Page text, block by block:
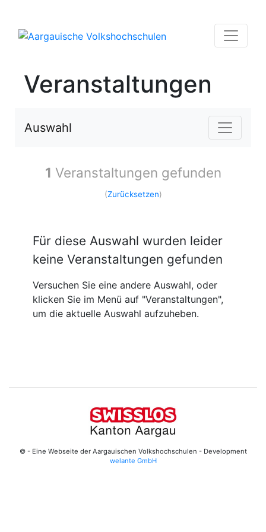
Veranstaltungen
Auswahl
1 Veranstaltungen gefunden
(Zurücksetzen)
Für diese Auswahl wurden leider
keine Veranstaltungen gefunden
Versuchen Sie eine andere Auswahl, oder
klicken Sie im Menü auf "Veranstaltungen",
um die aktuelle Auswahl aufzuheben.
© - Eine Webseite der Aargauischen Volkshochschulen - Development
welante GmbH